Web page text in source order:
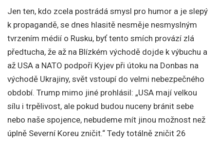
Jen ten, kdo zcela postrádá smysl pro humor a je slepý
k propagandě, se dnes hlasitě nesměje nesmyslným
tvrzením médií o Rusku, byť tento smích provází zlá
předtucha, že až na Blízkém východě dojde k výbuchu a
až USA a NATO podpoří Kyjev při útoku na Donbas na
východě Ukrajiny, svět vstoupí do velmi nebezpečného
období. Trump mimo jiné prohlásil: „USA mají velkou
sílu i trpělivost, ale pokud budou nuceny bránit sebe
nebo naše spojence, nebudeme mít jinou možnost než
úplně Severní Koreu zničit.“ Tedy totálně zničit 26